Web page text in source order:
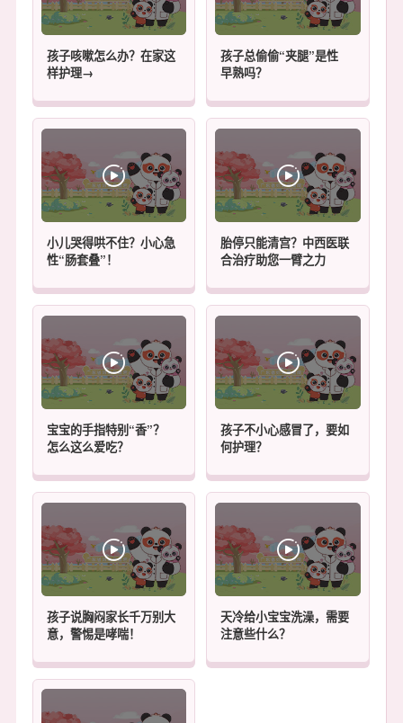
孩子咳嗽怎么办？在家这
样护理→
孩子总偷偷“夹腿”是性
早熟吗？
小儿哭得哄不住？小心急
性“肠套叠”！
胎停只能清宫？中西医联
合治疗助您一臂之力
宝宝的手指特别“香”？
怎么这么爱吃？
孩子不小心感冒了，要如
何护理？
孩子说胸闷家长千万别大
意，警惕是哮喘！
天冷给小宝宝洗澡，需要
注意些什么？